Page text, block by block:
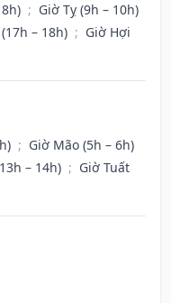
; Giờ Tỵ (9h – 10h)
– 18h) ; Giờ Hợi
; Giờ Mão (5h – 6h)
– 14h) ; Giờ Tuất